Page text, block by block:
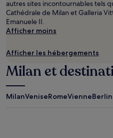
autres sites incontournables tels
Cathédrale de Milan et Galleria
Emanuele II.
Afficher moins
Afficher les hébergements
Milan et
MilanVeniseRomeVienneBerlin